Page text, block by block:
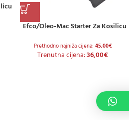
Efco/Oleo-Mac Starter Za Kosilicu
Prethodno najniža cijena: 45,00€
Trenutna cijena:36,00€